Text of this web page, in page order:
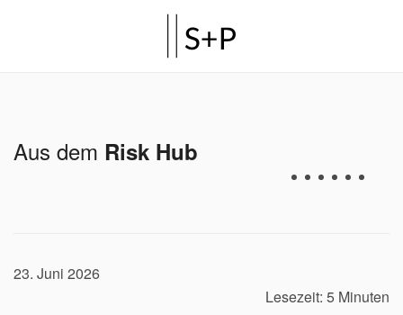
Aus dem Risk Hub
23. Juni 2026
Lesezeit: 5 Minuten